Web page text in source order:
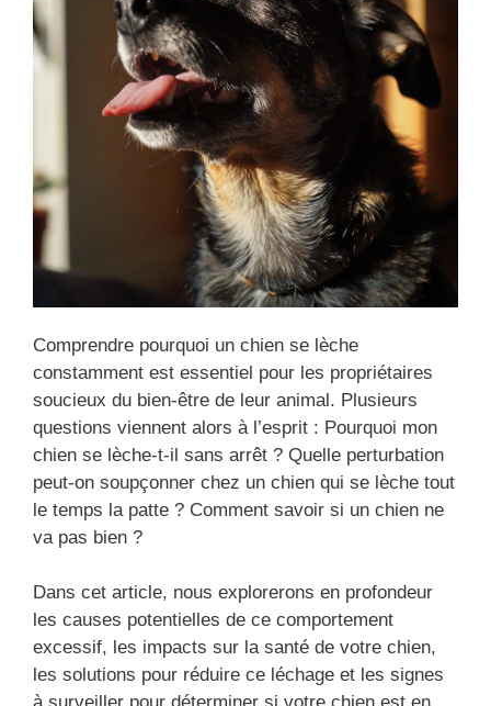
Comprendre pourquoi un chien se lèche
constamment est essentiel pour les propriétaires
soucieux du bien-être de leur animal. Plusieurs
questions viennent alors à l’esprit : Pourquoi mon
chien se lèche-t-il sans arrêt ? Quelle perturbation
peut-on soupçonner chez un chien qui se lèche tout
le temps la patte ? Comment savoir si un chien ne
va pas bien ?
Dans cet article, nous explorerons en profondeur
les causes potentielles de ce comportement
excessif, les impacts sur la santé de votre chien,
les solutions pour réduire ce léchage et les signes